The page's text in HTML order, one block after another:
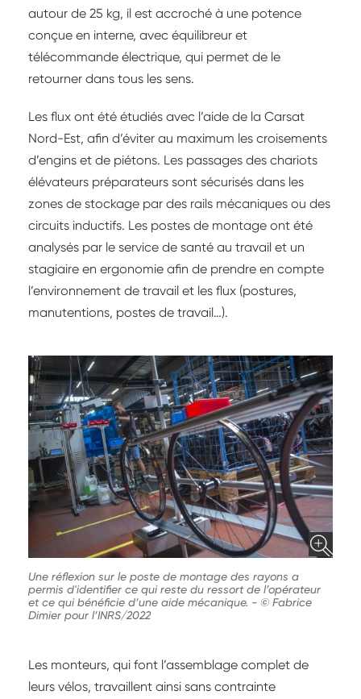
autour de 25 kg, il est accroché à une potence
conçue en interne, avec équilibreur et
télécommande électrique, qui permet de le
retourner dans tous les sens.
Les flux ont été étudiés avec l’aide de la Carsat
Nord-Est, afin d’éviter au maximum les croisements
d’engins et de piétons. Les passages des chariots
élévateurs préparateurs sont sécurisés dans les
zones de stockage par des rails mécaniques ou des
circuits inductifs. Les postes de montage ont été
analysés par le service de santé au travail et un
stagiaire en ergonomie afin de prendre en compte
l’environnement de travail et les flux (postures,
manutentions, postes de travail…).
Une réflexion sur le poste de montage des rayons a
permis d'identifier ce qui reste du ressort de l’opérateur
et ce qui bénéficie d’une aide mécanique. - © Fabrice
Dimier pour l’INRS/2022
Les monteurs, qui font l’assemblage complet de
leurs vélos, travaillent ainsi sans contrainte